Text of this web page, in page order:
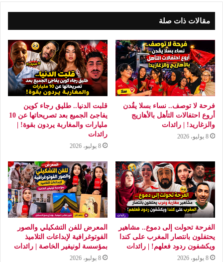
مقالات ذات صلة
فرحة لا توصف.. نساء بسلا يقُدن
أروع احتفالات التأهل بالأهازيج
والزغاريد! | رائدات
8 يوليو، 2026
قلبت الدنيا.. طليق رجاء كوين
يفاجئ الجميع بعد تصريحاتها عن 10
مليارات والمغاربة يردون بقوة! |
رائدات
8 يوليو، 2026
الفرحة تحولت إلى دموع.. مشاهير
يحتفلون بانتصار المغرب على كندا
ويكشفون ردود فعلهم! | رائدات
8 يوليو، 2026
المعرض للفن التشكيلي والصور
الفوتوغرافية لإبداعات التلاميذ
بمؤسسة لونيفير الخاصة | رائدات
8 يوليو، 2026